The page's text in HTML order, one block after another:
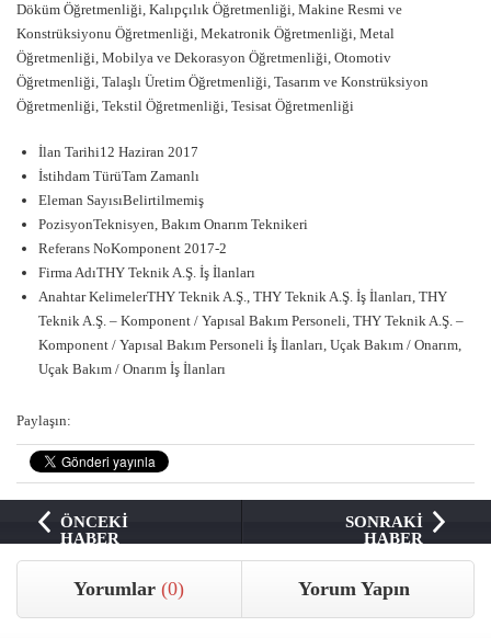
Döküm Öğretmenliği, Kalıpçılık Öğretmenliği, Makine Resmi ve
Konstrüksiyonu Öğretmenliği, Mekatronik Öğretmenliği, Metal
Öğretmenliği, Mobilya ve Dekorasyon Öğretmenliği, Otomotiv
Öğretmenliği, Talaşlı Üretim Öğretmenliği, Tasarım ve Konstrüksiyon
Öğretmenliği, Tekstil Öğretmenliği, Tesisat Öğretmenliği
İlan Tarihi12 Haziran 2017
İstihdam TürüTam Zamanlı
Eleman SayısıBelirtilmemiş
PozisyonTeknisyen, Bakım Onarım Teknikeri
Referans NoKomponent 2017-2
Firma AdıTHY Teknik A.Ş. İş İlanları
Anahtar KelimelerTHY Teknik A.Ş., THY Teknik A.Ş. İş İlanları, THY
Teknik A.Ş. – Komponent / Yapısal Bakım Personeli, THY Teknik A.Ş. –
Komponent / Yapısal Bakım Personeli İş İlanları, Uçak Bakım / Onarım,
Uçak Bakım / Onarım İş İlanları
Paylaşın:
ÖNCEKİ
HABER
SONRAKİ
HABER
Yorumlar(0) Yorum Yapın